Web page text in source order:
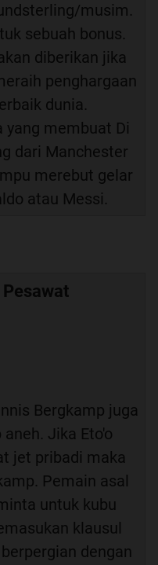
musim.
sebuah bonus.
diberikan jika
penghargaan
dunia.
yang membuat Di
dari Manchester
merebut gelar
atau Messi.
Bergkamp juga
Jika Eto'o
jet pribadi maka
Pemain asal
untuk kubu
klausul
dengan